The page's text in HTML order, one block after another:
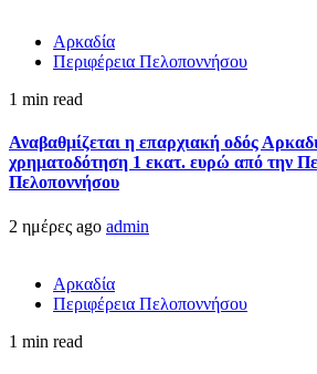
Αρκαδία
Περιφέρεια Πελοποννήσου
1 min read
Αναβαθμίζεται η επαρχιακή οδός
χρηματοδότηση 1 εκατ. ευρώ από την
Πελοποννήσου
2 ημέρες ago admin
Αρκαδία
Περιφέρεια Πελοποννήσου
1 min read